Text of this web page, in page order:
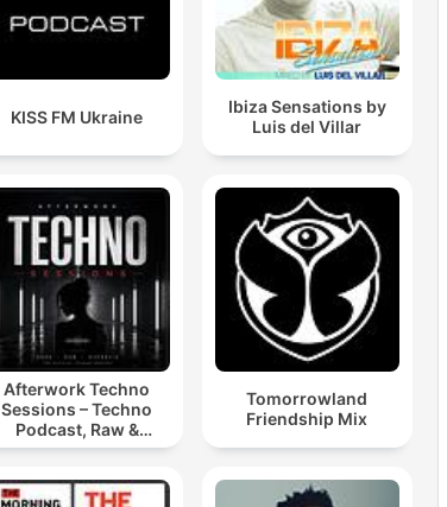
KISS FM Ukraine
Ibiza Sensations by
Luis del Villar
Afterwork Techno
Sessions – Techno
Podcast, Raw &
Hypnotic Techno
Tomorrowland
Friendship Mix